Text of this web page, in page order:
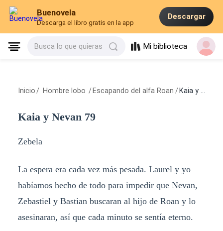
Buenovela
Descarga el libro gratis en la app
Descargar
Busca lo que quieras Mi biblioteca
Inicio / Hombre lobo / Escapando del alfa Roan / Kaia y Nevan 79
Kaia y Nevan 79
Zebela
La espera era cada vez más pesada. Laurel y yo
habíamos hecho de todo para impedir que Nevan,
Zebastiel y Bastian buscaran al hijo de Roan y lo
asesinaran, así que cada minuto se sentía eterno.